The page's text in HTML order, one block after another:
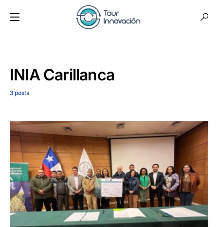
INIA Carillanca
3 posts